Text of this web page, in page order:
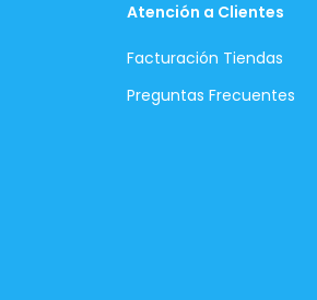
Atención a Clientes
Facturación Tiendas
Preguntas Frecuentes